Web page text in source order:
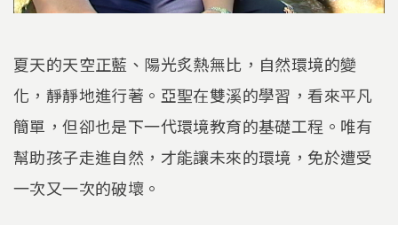
夏天的天空正藍、陽光炙熱無比，自然環境的變
化，靜靜地進行著。亞聖在雙溪的學習，看來平凡
簡單，但卻也是下一代環境教育的基礎工程。唯有
幫助孩子走進自然，才能讓未來的環境，免於遭受
一次又一次的破壞。